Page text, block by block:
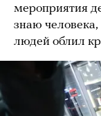
мероприятия
знаю
людей облил